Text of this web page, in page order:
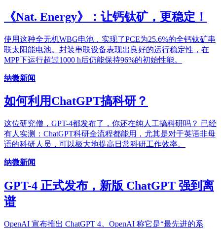
《Nat. Energy》：让钙钛矿，更稳定！
使用这种全无机WBG电池，实现了PCE为25.6%的全钙钛矿串
联太阳能电池。封装串联设备表现出良好的运行稳定性，在
MPP下运行超过1000 h后仍能保持96%的初始性能。
纳微新闻
如何利用ChatGPT搞科研？
这位研究僧，GPT-4都发布了，你还在纯人工搞科研吗？ 已经
有人实测：ChatGPT科研全流程都能用，尤其是对于英语非母
语的科研人员，可以极大地提高日常科研工作效率。
纳微新闻
GPT-4 正式发布，新版 ChatGPT 强到离
谱
OpenAI 宣布推出 ChatGPT 4。OpenAI 称它是“最先进的系